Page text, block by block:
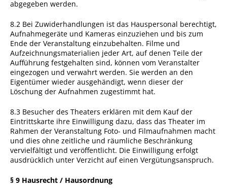
abgegeben werden.
8.2 Bei Zuwiderhandlungen ist das Hauspersonal berechtigt,
Aufnahmegeräte und Kameras einzuziehen und bis zum
Ende der Veranstaltung einzubehalten. Filme und
Aufzeichnungsmaterialien jeder Art, auf denen Teile der
Aufführung festgehalten sind, können vom Veranstalter
eingezogen und verwahrt werden. Sie werden an den
Eigentümer wieder ausgehändigt, wenn dieser der
Löschung der Aufnahmen zugestimmt hat.
8.3 Besucher des Theaters erklären mit dem Kauf der
Eintrittskarte ihre Einwilligung dazu, dass das Theater im
Rahmen der Veranstaltung Foto- und Filmaufnahmen macht
und dies ohne zeitliche und räumliche Beschränkung
vervielfältigt und veröffentlicht. Die Einwilligung erfolgt
ausdrücklich unter Verzicht auf einen Vergütungsanspruch.
§ 9 Hausrecht / Hausordnung